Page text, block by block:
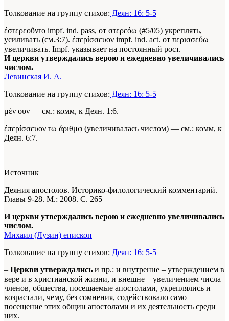
Толкование на группу стихов: Деян: 16: 5-5
έστερεοΰντο impf. ind. pass, от στερεόω (#5/05) укреплять,
усиливать (см.3:7). έπερίσσευον impf. ind. act. от περισσεύω
увеличивать. Impf. указывает на постоянный рост.
И церкви утверждались верою и ежедневно увеличивались
числом.
Левинская И. А.
Толкование на группу стихов: Деян: 16: 5-5
μέν ουν — см.: комм, к Деян. 1:6.
έπερίσσευον τω άριθμφ (увеличивалась числом) — см.: комм, к
Деян. 6:7.
Источник
Деяния апостолов. Историко-филологический комментарий.
Главы 9-28. М.: 2008. С. 265
И церкви утверждались верою и ежедневно увеличивались
числом.
Михаил (Лузин) епископ
Толкование на группу стихов: Деян: 16: 5-5
– Церкви утверждались и пр.: и внутренне – утверждением в
вере и в христианской жизни, и внешне – увеличением числа
членов, общества, посещаемые апостолами, укреплялись и
возрастали, чему, без сомнения, содействовало само
посещение этих общин апостолами и их деятельность среди
них.